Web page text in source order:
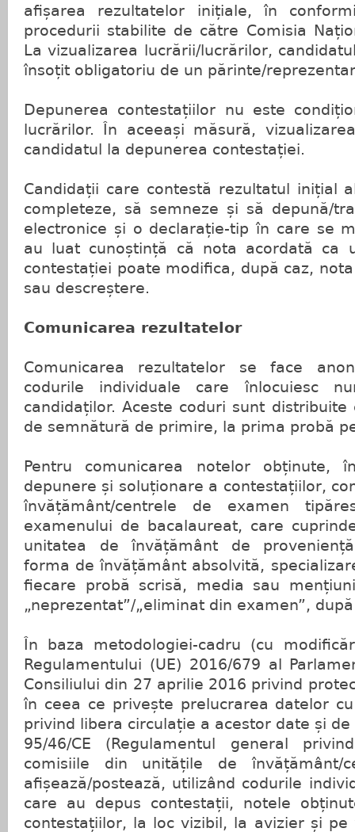
afișarea rezultatelor inițiale, în
procedurii stabilite de către Comisia
La vizualizarea lucrării/lucrărilor,
însoțit obligatoriu de un părinte/
Depunerea contestațiilor nu este
lucrărilor. În aceeași măsură,
candidatul la depunerea contestației.
Candidații care contestă rezultatul inițial
completeze, să semneze și să depună/
electronice și o declarație-tip în care se
au luat cunoștință că nota acordată ca
contestației poate modifica, după caz,
sau descreștere.
Comunicarea rezultatelor
Comunicarea rezultatelor se face
codurile individuale care înlocuiesc
candidaților. Aceste coduri sunt
de semnătură de primire, la prima probă
Pentru comunicarea notelor obținute,
depunere și soluționare a contestațiilor,
învățământ/centrele de examen
examenului de bacalaureat, care
unitatea de învățământ de
forma de învățământ absolvită,
fiecare probă scrisă, media sau
„neprezentat”/„eliminat din examen”,
În baza metodologiei-cadru (cu
Regulamentului (UE) 2016/679 al
Consiliului din 27 aprilie 2016 privind
în ceea ce privește prelucrarea datelor
privind libera circulație a acestor date și
95/46/CE (Regulamentul general
comisiile din unitățile de învățământ/
afișează/postează, utilizând codurile
care au depus contestații, notele
contestațiilor, la loc vizibil, la avizier și pe